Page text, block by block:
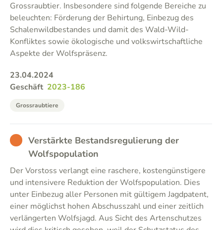
Grossraubtier. Insbesondere sind folgende Bereiche zu
beleuchten: Förderung der Behirtung, Einbezug des
Schalenwildbestandes und damit des Wald-Wild-
Konfliktes sowie ökologische und volkswirtschaftliche
Aspekte der Wolfspräsenz.
23.04.2024
Geschäft 2023-186
Grossraubtiere
BADVerstärkte Bestandsregulierung der
Wolfspopulation
Der Vorstoss verlangt eine raschere, kostengünstigere
und intensivere Reduktion der Wolfspopulation. Dies
unter Einbezug aller Personen mit gültigem Jagdpatent,
einer möglichst hohen Abschusszahl und einer zeitlich
verlängerten Wolfsjagd. Aus Sicht des Artenschutzes